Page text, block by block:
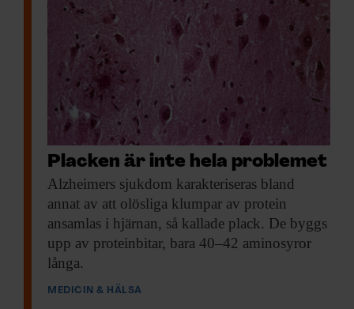
Placken är inte hela problemet
Alzheimers sjukdom karakteriseras bland
annat av att olösliga klumpar av protein
ansamlas i hjärnan, så kallade plack. De byggs
upp av proteinbitar, bara 40–42 aminosyror
långa.
MEDICIN & HÄLSA